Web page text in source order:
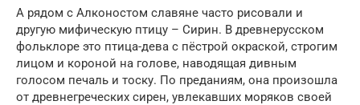
А рядом с Алконостом славяне часто рисовали и
другую мифическую птицу – Сирин. В древнерусском
фольклоре это птица-дева с пёстрой окраской, строгим
лицом и короной на голове, наводящая дивным
голосом печаль и тоску. По преданиям, она произошла
от древнегреческих сирен, увлекавших моряков своей